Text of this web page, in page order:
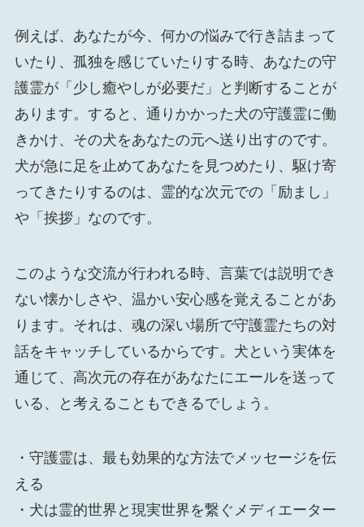
例えば、あなたが今、何かの悩みで行き詰まって
いたり、孤独を感じていたりする時、あなたの守
護霊が「少し癒やしが必要だ」と判断することが
あります。すると、通りかかった犬の守護霊に働
きかけ、その犬をあなたの元へ送り出すのです。
犬が急に足を止めてあなたを見つめたり、駆け寄
ってきたりするのは、霊的な次元での「励まし」
や「挨拶」なのです。
このような交流が行われる時、言葉では説明でき
ない懐かしさや、温かい安心感を覚えることがあ
ります。それは、魂の深い場所で守護霊たちの対
話をキャッチしているからです。犬という実体を
通じて、高次元の存在があなたにエールを送って
いる、と考えることもできるでしょう。
・守護霊は、最も効果的な方法でメッセージを伝
える
・犬は霊的世界と現実世界を繋ぐメディエーター